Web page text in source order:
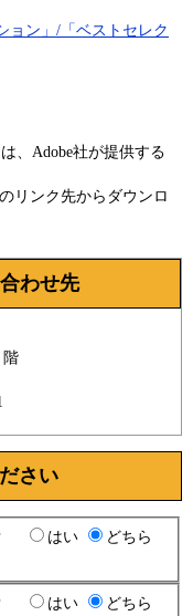
ョン」/「ベストセレク
、Adobe社が提供する
リンク先からダウンロ
わせ先
さい
はい
どちら
はい
どちら